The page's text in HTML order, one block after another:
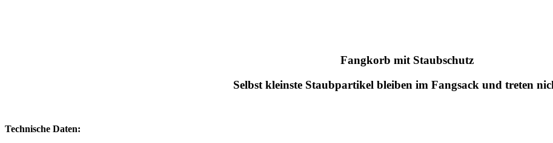
Fangkorb mit Staubschutz
Selbst kleinste Staubpartikel bleiben im Fangsack und treten
Technische Daten: